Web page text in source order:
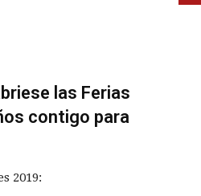
las Ferias
contigo para
2019: